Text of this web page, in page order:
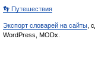
👣 Путешествия
Экспорт словарей на сайты ,
WordPress, MODx.